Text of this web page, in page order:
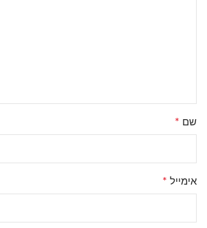
שם *
אימייל *